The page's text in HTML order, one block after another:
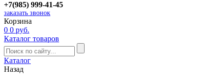
+7(985) 999-41-45
заказать звонок
Корзина
0 0 руб.
Каталог товаров
Каталог
Назад